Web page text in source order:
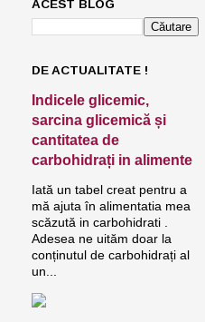
ACEST BLOG
DE ACTUALITATE !
Indicele glicemic,
sarcina glicemică și
cantitatea de
carbohidrați in alimente
Iată un tabel creat pentru a
mă ajuta în alimentatia mea
scăzută in carbohidrati .
Adesea ne uităm doar la
conținutul de carbohidrați al
un...